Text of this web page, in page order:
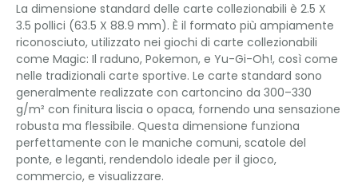
La dimensione standard delle carte collezionabili è 2.5 X
3.5 pollici (63.5 X 88.9 mm). È il formato più ampiamente
riconosciuto, utilizzato nei giochi di carte collezionabili
come Magic: Il raduno, Pokemon, e Yu-Gi-Oh!, così come
nelle tradizionali carte sportive. Le carte standard sono
generalmente realizzate con cartoncino da 300–330
g/m² con finitura liscia o opaca, fornendo una sensazione
robusta ma flessibile. Questa dimensione funziona
perfettamente con le maniche comuni, scatole del
ponte, e leganti, rendendolo ideale per il gioco,
commercio, e visualizzare.